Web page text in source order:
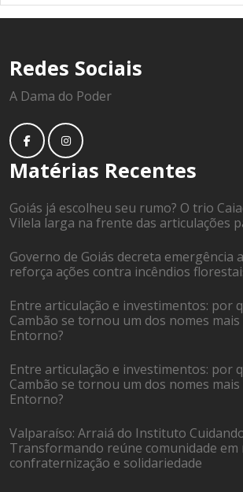
Redes Sociais
A Dama do Poder
Matérias Recentes
Goiás já escolheu seu rumo? O trio
Vilela larga na frente das articulações
Governo de Goiás decreta emergência
reforça ações contra incêndios
Entre articulação e investimentos: por
Cambão se tornou um dos nomes
Entorno?
Entre articulação e investimentos: por
Cambão se tornou um dos nomes
Entorno?
Valparaíso: Arraiá do Instituto
Transformando reúne comunidade em
confraternização e solidariedade